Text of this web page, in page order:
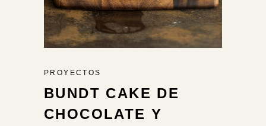
PROYECTOS
BUNDT CAKE DE
CHOCOLATE Y